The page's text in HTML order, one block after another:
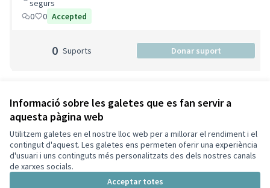
Informació sobre les galetes que es fan servir a
aquesta pàgina web
Utilitzem galetes en el nostre lloc web per a millorar el rendiment i el
contingut d'aquest. Les galetes ens permeten oferir una experiència
d'usuari i uns continguts més personalitzats des dels nostres canals
de xarxes socials.
Acceptar totes
segurs
0
0 Accepted
0 Suports Donar suport
Veure totes les propostes retirades
Termes i condicions d'ús
Configuració de les galetes
Decidim Sant Cugat a X
(Enllaç extern)
Decidim Sant Cugat a Facebook
Decidim Sant Cugat a Instagram
Decidim Sant Cugat a GitHub
(Enllaç extern)